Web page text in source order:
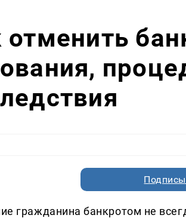
отменить
гражданина банкротом не